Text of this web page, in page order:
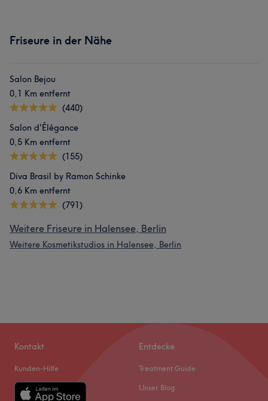
Friseure in der Nähe
Salon Bejou
0,1 Km entfernt
(440)
Salon d'Élégance
0,5 Km entfernt
(155)
Diva Brasil by Ramon Schinke
0,6 Km entfernt
(791)
Weitere Friseure in Halensee, Berlin
Weitere Kosmetikstudios in Halensee, Berlin
Kontakt
Kunden-Hilfe
Entdecke
Treatment Guide
Unser Blog